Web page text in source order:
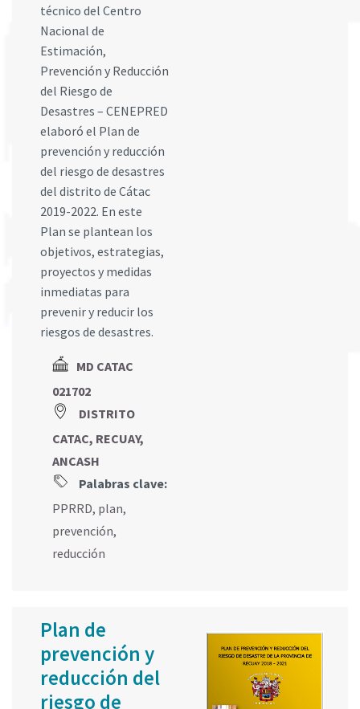
técnico del Centro
Nacional de
Estimación,
Prevención y Reducción
del Riesgo de
Desastres – CENEPRED
elaboró el Plan de
prevención y reducción
del riesgo de desastres
del distrito de Cátac
2019-2022. En este
Plan se plantean los
objetivos, estrategias,
proyectos y medidas
inmediatas para
prevenir y reducir los
riesgos de desastres.
MD CATAC
021702
DISTRITO
CATAC, RECUAY,
ANCASH
Palabras clave:
PPRRD, plan,
prevención,
reducción
Plan de
prevención y
reducción del
riesgo de